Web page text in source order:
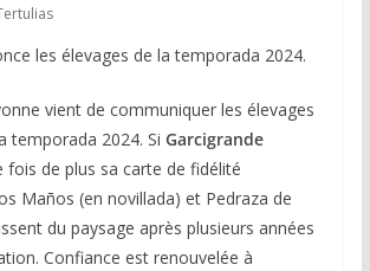
les élevages de la temporada 2024.
vient de communiquer les élevages
temporada 2024. Si Garcigrande
fois de plus sa carte de fidélité
Maños (en novillada) et Pedraza de
du paysage après plusieurs années
Confiance est renouvelée à